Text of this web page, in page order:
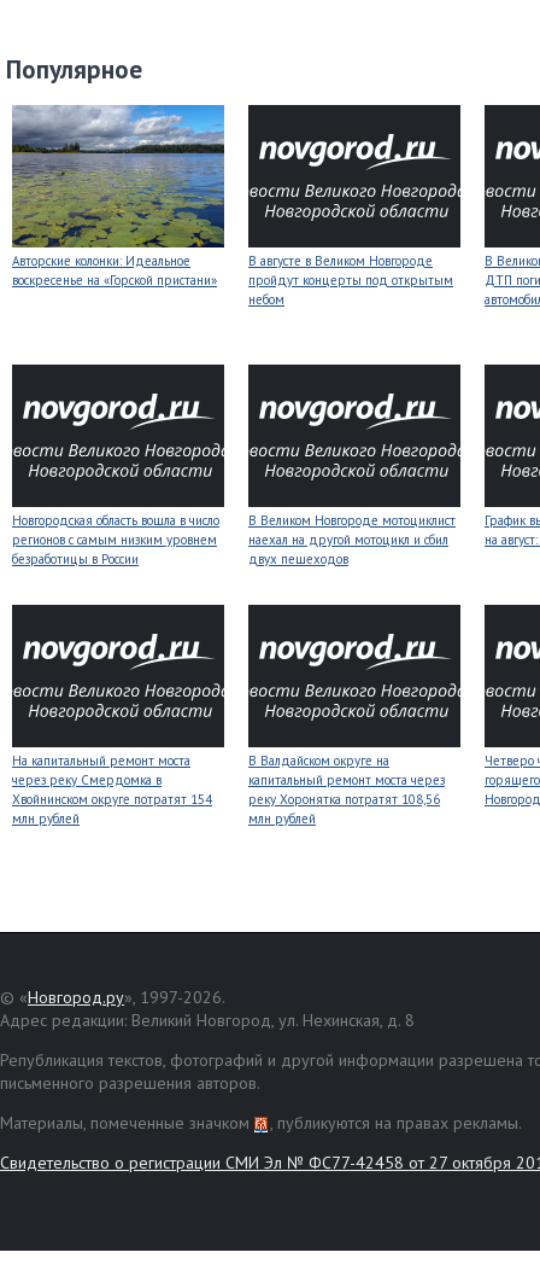
Популярное
Авторские колонки: Идеальное
воскресенье на «Горской пристани»
В августе в Великом Новгороде
пройдут концерты под открытым
небом
В
ДТП
Новгородская область вошла в число
регионов с самым низким уровнем
безработицы в России
В Великом Новгороде мотоциклист
наехал на другой мотоцикл и сбил
двух пешеходов
График
на
На капитальный ремонт моста
через реку Смердомка в
Хвойнинском округе потратят 154
млн рублей
В Валдайском округе на
капитальный ремонт моста через
реку Хоронятка потратят 108,56
млн рублей
Четверо
© «Новгород.ру», 1997-2026.
Адрес редакции: Великий Новгород, ул. Нехинская, д. 8
Републикация текстов, фотографий и другой информации разрешена
письменного разрешения авторов.
Материалы, помеченные значком
, публикуются на правах рекламы.
Свидетельство о регистрации СМИ Эл № ФС77-42458 от 27 октября